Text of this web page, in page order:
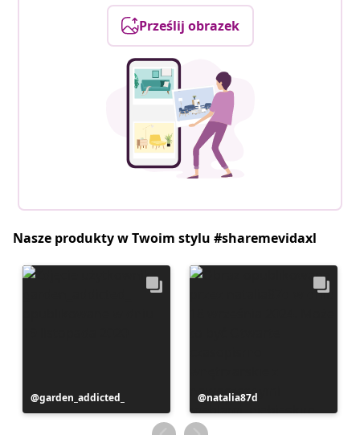
Prześlij obrazek
Nasze produkty w Twoim stylu #sharemevidaxl
Post
opublikowany
garden_addicted_
Post
opublikowany
przez
natalia87d